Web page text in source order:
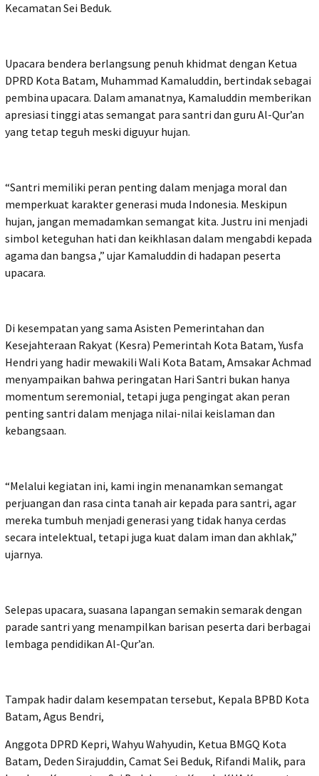
Kecamatan Sei Beduk.
Upacara bendera berlangsung penuh khidmat dengan Ketua
DPRD Kota Batam, Muhammad Kamaluddin, bertindak sebagai
pembina upacara. Dalam amanatnya, Kamaluddin memberikan
apresiasi tinggi atas semangat para santri dan guru Al-Qur’an
yang tetap teguh meski diguyur hujan.
“Santri memiliki peran penting dalam menjaga moral dan
memperkuat karakter generasi muda Indonesia. Meskipun
hujan, jangan memadamkan semangat kita. Justru ini menjadi
simbol keteguhan hati dan keikhlasan dalam mengabdi kepada
agama dan bangsa ,” ujar Kamaluddin di hadapan peserta
upacara.
Di kesempatan yang sama Asisten Pemerintahan dan
Kesejahteraan Rakyat (Kesra) Pemerintah Kota Batam, Yusfa
Hendri yang hadir mewakili Wali Kota Batam, Amsakar Achmad
menyampaikan bahwa peringatan Hari Santri bukan hanya
momentum seremonial, tetapi juga pengingat akan peran
penting santri dalam menjaga nilai-nilai keislaman dan
kebangsaan.
“Melalui kegiatan ini, kami ingin menanamkan semangat
perjuangan dan rasa cinta tanah air kepada para santri, agar
mereka tumbuh menjadi generasi yang tidak hanya cerdas
secara intelektual, tetapi juga kuat dalam iman dan akhlak,”
ujarnya.
Selepas upacara, suasana lapangan semakin semarak dengan
parade santri yang menampilkan barisan peserta dari berbagai
lembaga pendidikan Al-Qur’an.
Tampak hadir dalam kesempatan tersebut, Kepala BPBD Kota
Batam, Agus Bendri,
Anggota DPRD Kepri, Wahyu Wahyudin, Ketua BMGQ Kota
Batam, Deden Sirajuddin, Camat Sei Beduk, Rifandi Malik, para